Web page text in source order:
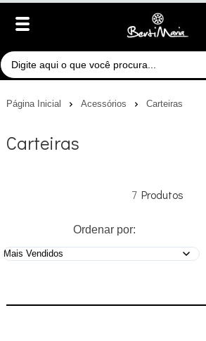
Página Inicial Acessórios Carteiras
Carteiras
7
Ordenar por: